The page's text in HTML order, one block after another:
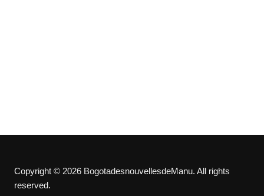
Copyright © 2026 BogotadesnouvellesdeManu. All rights
reserved.